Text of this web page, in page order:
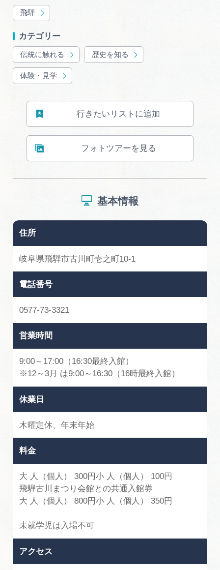
飛騨
カテゴリー
伝統に触れる 歴史を知る
体験・見学
行きたいリストに追加
フォトツアーを見る
基本情報
住所
岐阜県飛騨市古川町壱之町10-1
電話番号
0577-73-3321
営業時間
9:00～17:00（16:30最終入館）
※12～3月 は9:00～16:30（16時最終入館）
休業日
木曜定休、年末年始
料金
大 人（個人） 300円小 人（個人） 100円
飛騨古川まつり会館との共通入館券
大 人（個人） 800円小 人（個人） 350円
未就学児は入場不可
アクセス